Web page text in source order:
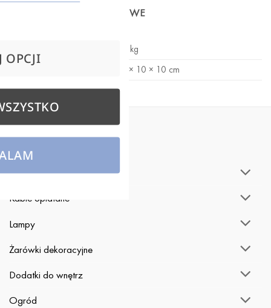
INFORMACJE DODATKOWE
0,1 kg
10 × 10 × 10 cm
Akcesoria
Kable oplatane
Lampy
Żarówki dekoracyjne
Dodatki do wnętrz
Ogród
OPCJI